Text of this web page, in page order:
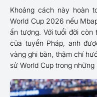
Khoảng cách này hoàn
World Cup 2026 nếu
ấn tượng. Với tuổi đời
của tuyển Pháp, anh
vàng ghi bàn, thậm chí
sử World Cup trong những